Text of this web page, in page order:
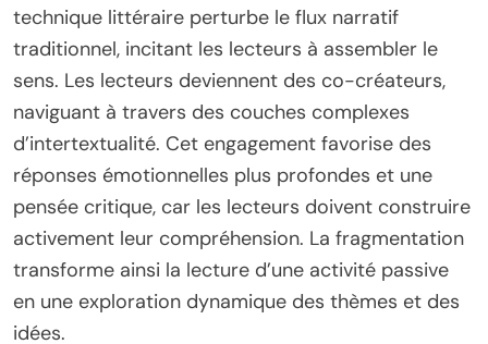
technique littéraire perturbe le flux narratif
traditionnel, incitant les lecteurs à assembler le
sens. Les lecteurs deviennent des co-créateurs,
naviguant à travers des couches complexes
d’intertextualité. Cet engagement favorise des
réponses émotionnelles plus profondes et une
pensée critique, car les lecteurs doivent construire
activement leur compréhension. La fragmentation
transforme ainsi la lecture d’une activité passive
en une exploration dynamique des thèmes et des
idées.